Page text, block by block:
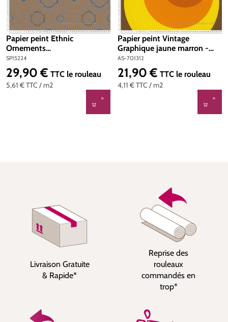
Papier peint Ethnic
Ornements
beige/bleu/moutarde -
Ethnic Origin d'AS Création |
Réf. SP15224
SP15224
5,61 €TTC / m2
Prix régulier :
29,90 € TTC le rouleau
Papier peint Vintage
Graphique jaune marron -
Retro Vision d'A.S. Création |
Réf. AS-701312
AS-701312
4,11 €TTC / m2
Prix régulier :
21,90 € TTC le rouleau
Livraison Gratuite
& Rapide*
Reprise des
rouleaux
commandés en
trop*